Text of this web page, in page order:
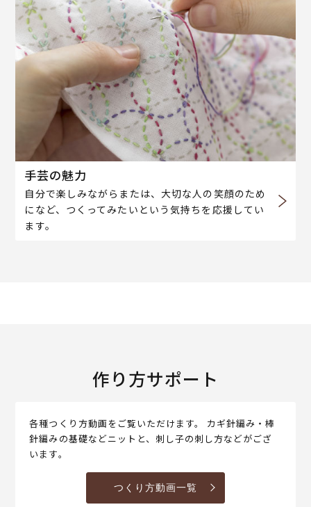
手芸の魅力
自分で楽しみながらまたは、大切な人の笑顔のため
になど、つくってみたいという気持ちを応援してい
ます。
作り方サポート
各種つくり方動画をご覧いただけます。 カギ針編み・棒
針編みの基礎などニットと、刺し子の刺し方などがござ
います。
つくり方動画一覧